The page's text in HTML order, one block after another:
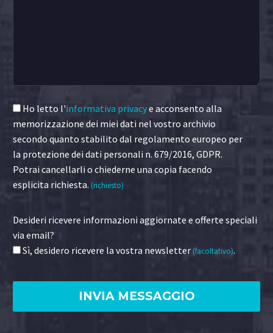
Ho letto l'informativa privacye acconsento alla
memorizzazione dei miei dati nel vostro archivio
secondo quanto stabilito dal regolamento europeo per
la protezione dei dati personali n. 679/2016, GDPR.
Potrai cancellarli o chiederne una copia facendo
esplicita richiesta. (richiesto)
Desideri ricevere informazioni aggiornate e offerte speciali
via email?
Sì, desidero ricevere la vostra newsletter(facoltativo).